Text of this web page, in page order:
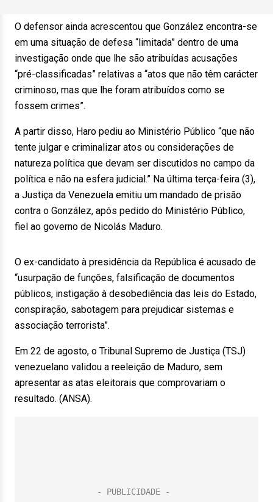
O defensor ainda acrescentou que González encontra-se
em uma situação de defesa “limitada” dentro de uma
investigação onde que lhe são atribuídas acusações
“pré-classificadas” relativas a “atos que não têm carácter
criminoso, mas que lhe foram atribuídos como se
fossem crimes”.
A partir disso, Haro pediu ao Ministério Público “que não
tente julgar e criminalizar atos ou considerações de
natureza política que devam ser discutidos no campo da
política e não na esfera judicial.” Na última terça-feira (3),
a Justiça da Venezuela emitiu um mandado de prisão
contra o González, após pedido do Ministério Público,
fiel ao governo de Nicolás Maduro.
O ex-candidato à presidência da República é acusado de
“usurpação de funções, falsificação de documentos
públicos, instigação à desobediência das leis do Estado,
conspiração, sabotagem para prejudicar sistemas e
associação terrorista”.
Em 22 de agosto, o Tribunal Supremo de Justiça (TSJ)
venezuelano validou a reeleição de Maduro, sem
apresentar as atas eleitorais que comprovariam o
resultado. (ANSA).